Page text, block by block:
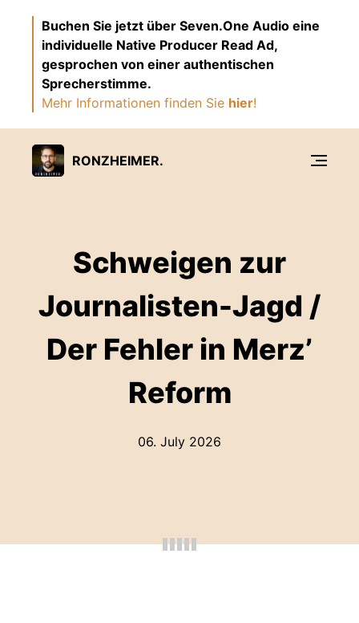
Buchen Sie jetzt über Seven.One Audio eine
individuelle Native Producer Read Ad,
gesprochen von einer authentischen
Sprecherstimme.
Mehr Informationen finden Sie hier!
RONZHEIMER.
Schweigen zur
Journalisten-Jagd /
Der Fehler in Merz’
Reform
06. July 2026